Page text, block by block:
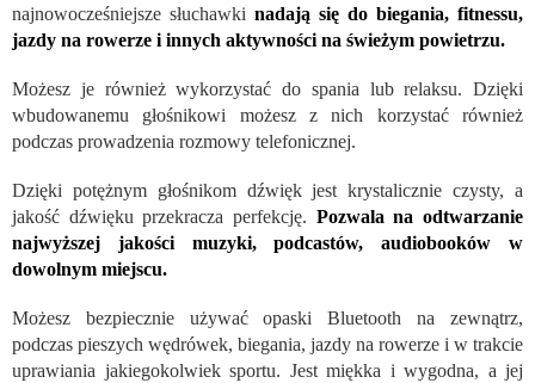
najnowocześniejsze słuchawki nadają się do biegania, fitnessu,
jazdy na rowerze i innych aktywności na świeżym powietrzu.
Możesz je również wykorzystać do spania lub relaksu. Dzięki
wbudowanemu głośnikowi możesz z nich korzystać również
podczas prowadzenia rozmowy telefonicznej.
Dzięki potężnym głośnikom dźwięk jest krystalicznie czysty, a
jakość dźwięku przekracza perfekcję. Pozwala na odtwarzanie
najwyższej jakości muzyki, podcastów, audiobooków w
dowolnym miejscu.
Możesz bezpiecznie używać opaski Bluetooth na zewnątrz,
podczas pieszych wędrówek, biegania, jazdy na rowerze i w trakcie
uprawiania jakiegokolwiek sportu. Jest miękka i wygodna, a jej